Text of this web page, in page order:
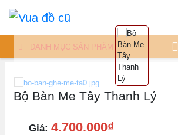
DANH MỤC SẢN PHẨM
Bộ Bàn Me Tây Thanh Lý
Giá: 4.700.000₫